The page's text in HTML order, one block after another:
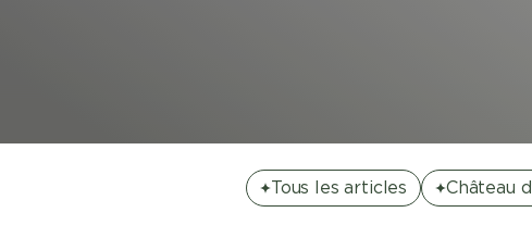
Tous les articles Château